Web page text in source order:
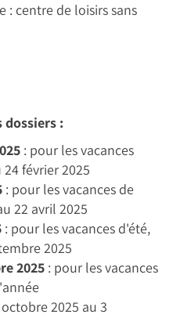
: centre de loisirs sans
dossiers :
: pour les vacances
février 2025
: pour les vacances de
22 avril 2025
: pour les vacances d'été,
2025
2025 : pour les vacances
2025 au 3